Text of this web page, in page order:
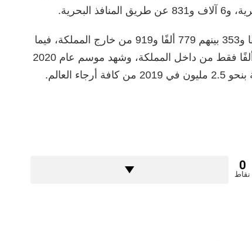
يذكر أن عدد الحجاج الموسم الماضي بلغ 899 ألفًا و353 بينهم 779 ألفًا و919 من خارج المملكة، فيما
اقتصر موسم الحج لعام 2021 على مشاركة 60 ألفًا فقط من داخل المملكة، وشهد موسم عام 2020
0
نقاط